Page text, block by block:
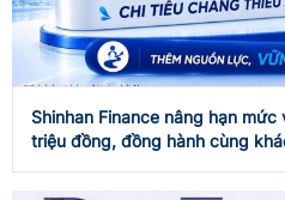
Shinhan Finance nâng hạn
triệu đồng, đồng hành cùng